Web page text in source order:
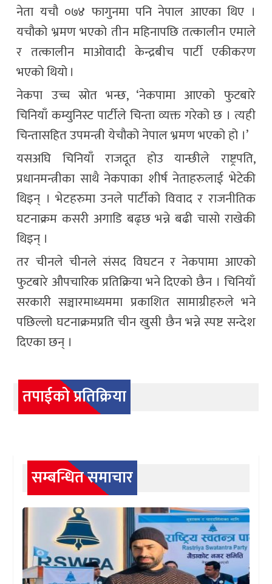
नेता यचौ ०७४ फागुनमा पनि नेपाल आएका थिए ।
यचौको भ्रमण भएको तीन महिनापछि तत्कालीन एमाले
र तत्कालीन माओवादी केन्द्रबीच पार्टी एकीकरण
भएको थियो ।
नेकपा उच्च स्रोत भन्छ, ‘नेकपामा आएको फुटबारे
चिनियाँ कम्युनिस्ट पार्टीले चिन्ता व्यक्त गरेको छ । त्यही
चिन्तासहित उपमन्त्री येचौको नेपाल भ्रमण भएको हो ।’
यसअघि चिनियाँ राजदूत होउ यान्छीले राष्ट्रपति,
प्रधानमन्त्रीका साथै नेकपाका शीर्ष नेताहरुलाई भेटेकी
थिइन् । भेटहरुमा उनले पार्टीको विवाद र राजनीतिक
घटनाक्रम कसरी अगाडि बढ्छ भन्ने बढी चासो राखेकी
थिइन् ।
तर चीनले चीनले संसद विघटन र नेकपामा आएको
फुटबारे औपचारिक प्रतिक्रिया भने दिएको छैन । चिनियाँ
सरकारी सञ्चारमाध्यममा प्रकाशित सामाग्रीहरुले भने
पछिल्लो घटनाक्रमप्रति चीन खुसी छैन भन्ने स्पष्ट सन्देश
दिएका छन् ।
तपाईको प्रतिक्रिया
सम्बन्धित समाचार